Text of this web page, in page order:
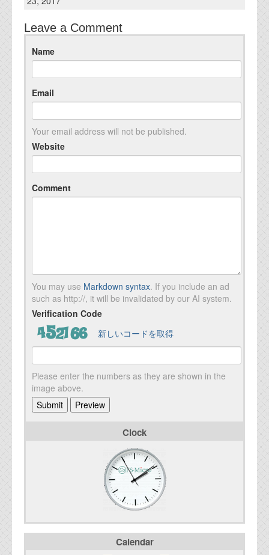
Leave a Comment
Name
Email
Your email address will not be published.
Website
Comment
You may use Markdown syntax. If you include an ad
such as http://, it will be invalidated by our AI system.
Verification Code
新しいコードを取得
Please enter the numbers as they are shown in the
image above.
Clock
Calendar